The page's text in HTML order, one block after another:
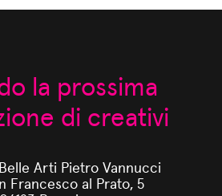
la prossima
di creativi
Arti Pietro Vannucci
Francesco al Prato, 5